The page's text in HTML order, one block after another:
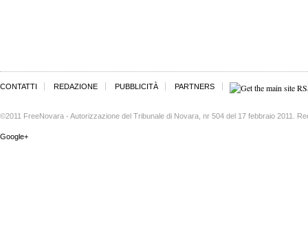
CONTATTI REDAZIONE PUBBLICITÀ PARTNERS
©2011 FreeNovara - Autorizzazione del Tribunale di Novara, nr 504 del 17 febbraio 2011.
Google+